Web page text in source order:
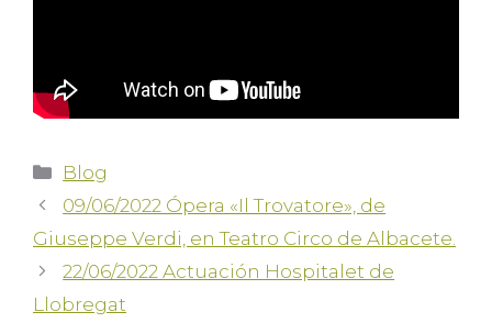
Blog
09/06/2022 Ópera «Il Trovatore», de
Giuseppe Verdi, en Teatro Circo de Albacete.
22/06/2022 Actuación Hospitalet de
Llobregat